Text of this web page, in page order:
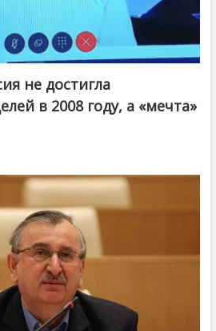
не достигла
в 2008 году, а «мечта»